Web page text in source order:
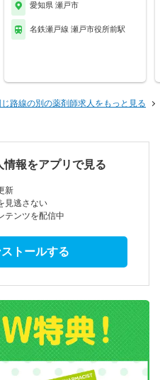
愛知県 瀬戸市
名鉄瀬戸線 瀬戸市役所前駅
路線の別の薬剤師求人をもっと見る
報をアプリで見る
新
見逃さない
テンツを配信中
トールする